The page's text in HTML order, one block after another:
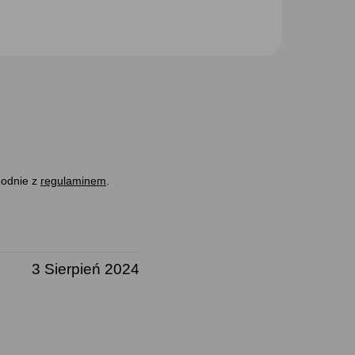
z regulaminem
3 Sierpień 2024